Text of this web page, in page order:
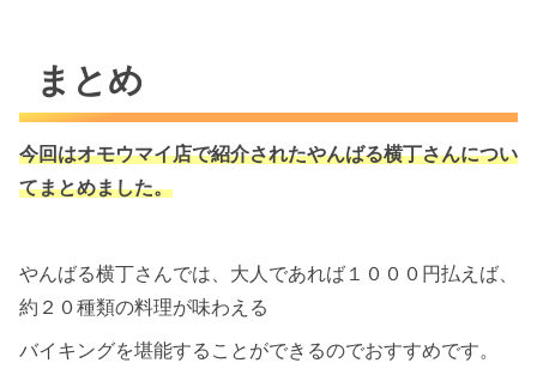
まとめ
今回はオモウマイ店で紹介されたやんばる横丁さんについ
てまとめました。
やんばる横丁さんでは、大人であれば１０００円払えば、
約２０種類の料理が味わえる
バイキングを堪能することができるのでおすすめです。